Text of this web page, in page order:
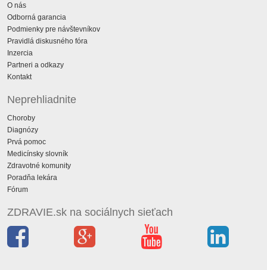
O nás
Odborná garancia
Podmienky pre návštevníkov
Pravidlá diskusného fóra
Inzercia
Partneri a odkazy
Kontakt
Neprehliadnite
Choroby
Diagnózy
Prvá pomoc
Medicínsky slovník
Zdravotné komunity
Poradňa lekára
Fórum
ZDRAVIE.sk na sociálnych sieťach